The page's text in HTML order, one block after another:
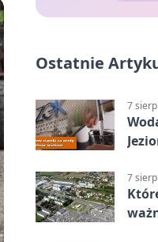
Ostatnie
7
7